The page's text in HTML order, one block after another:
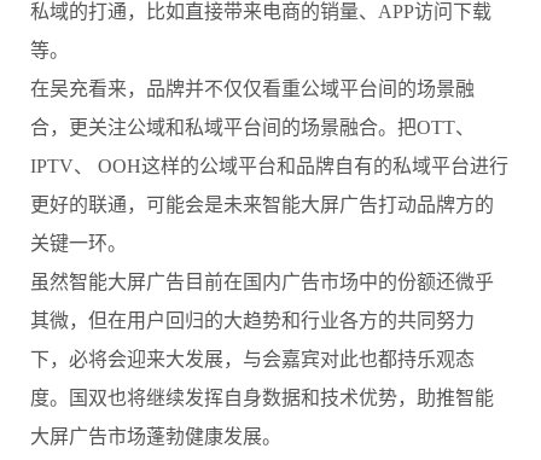
私域的打通，比如直接带来电商的销量、APP访问下载
等。
在吴充看来，品牌并不仅仅看重公域平台间的场景融
合，更关注公域和私域平台间的场景融合。把OTT、
IPTV、 OOH这样的公域平台和品牌自有的私域平台进行
更好的联通，可能会是未来智能大屏广告打动品牌方的
关键一环。
虽然智能大屏广告目前在国内广告市场中的份额还微乎
其微，但在用户回归的大趋势和行业各方的共同努力
下，必将会迎来大发展，与会嘉宾对此也都持乐观态
度。国双也将继续发挥自身数据和技术优势，助推智能
大屏广告市场蓬勃健康发展。